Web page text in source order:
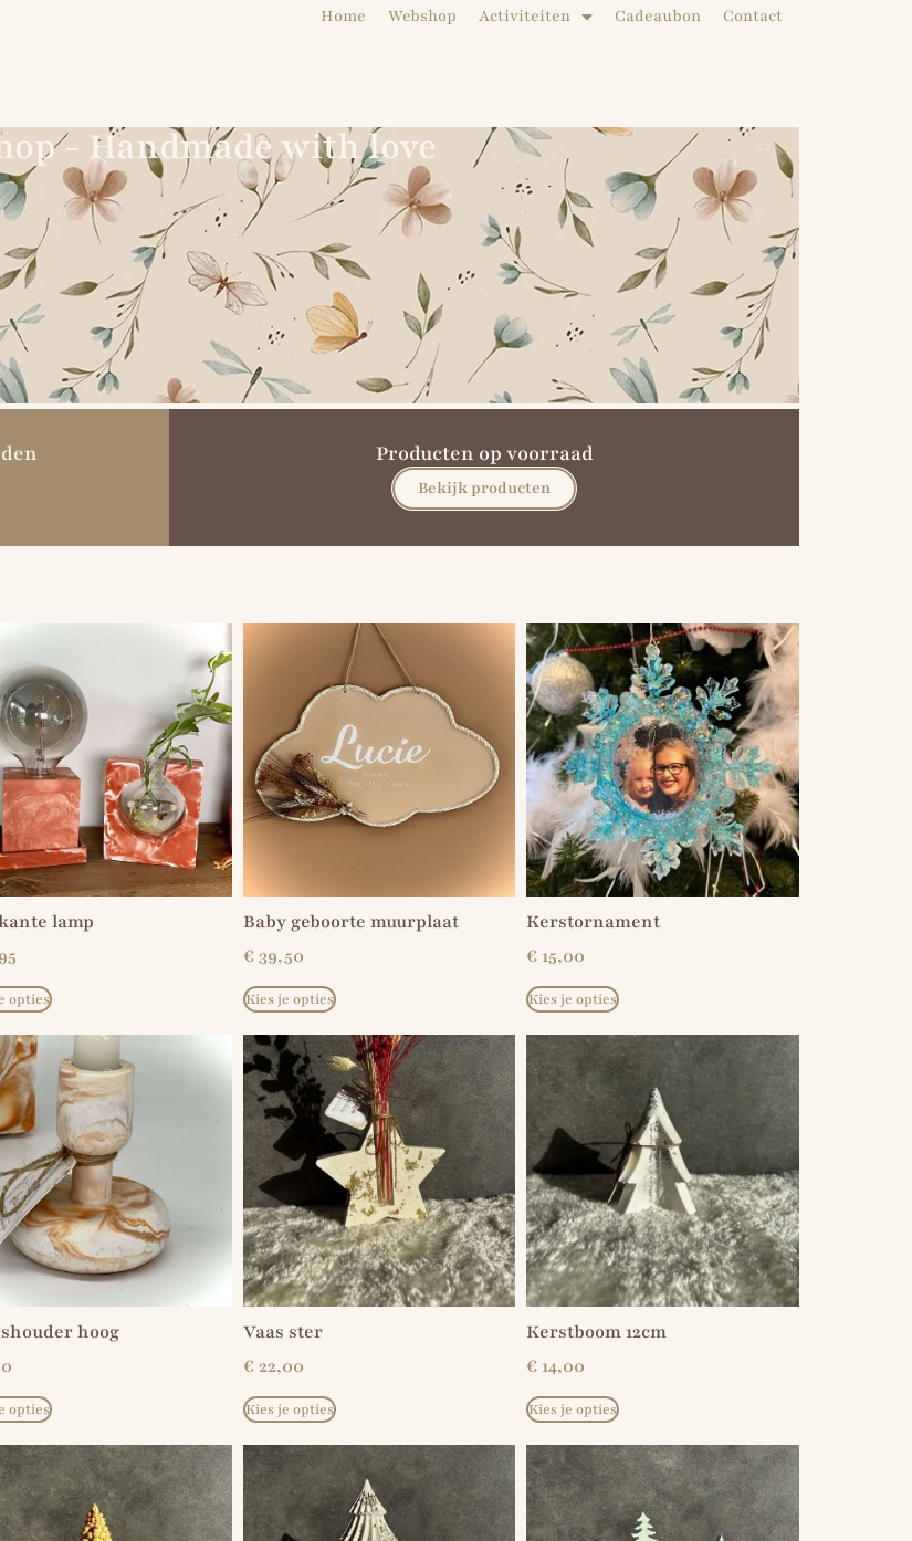
Home Webshop Activiteiten Cadeaubon Contact
- Handmade with love
Producten op voorraad
Bekijk producten
lamp
opties
Baby geboorte muurplaat
€39,50
Kies je opties
Kerstornament
€ 15,00
Kies je opties
hoog
opties
Vaas ster
€22,00
Kies je opties
Kerstboom 12cm
€ 14,00
Kies je opties